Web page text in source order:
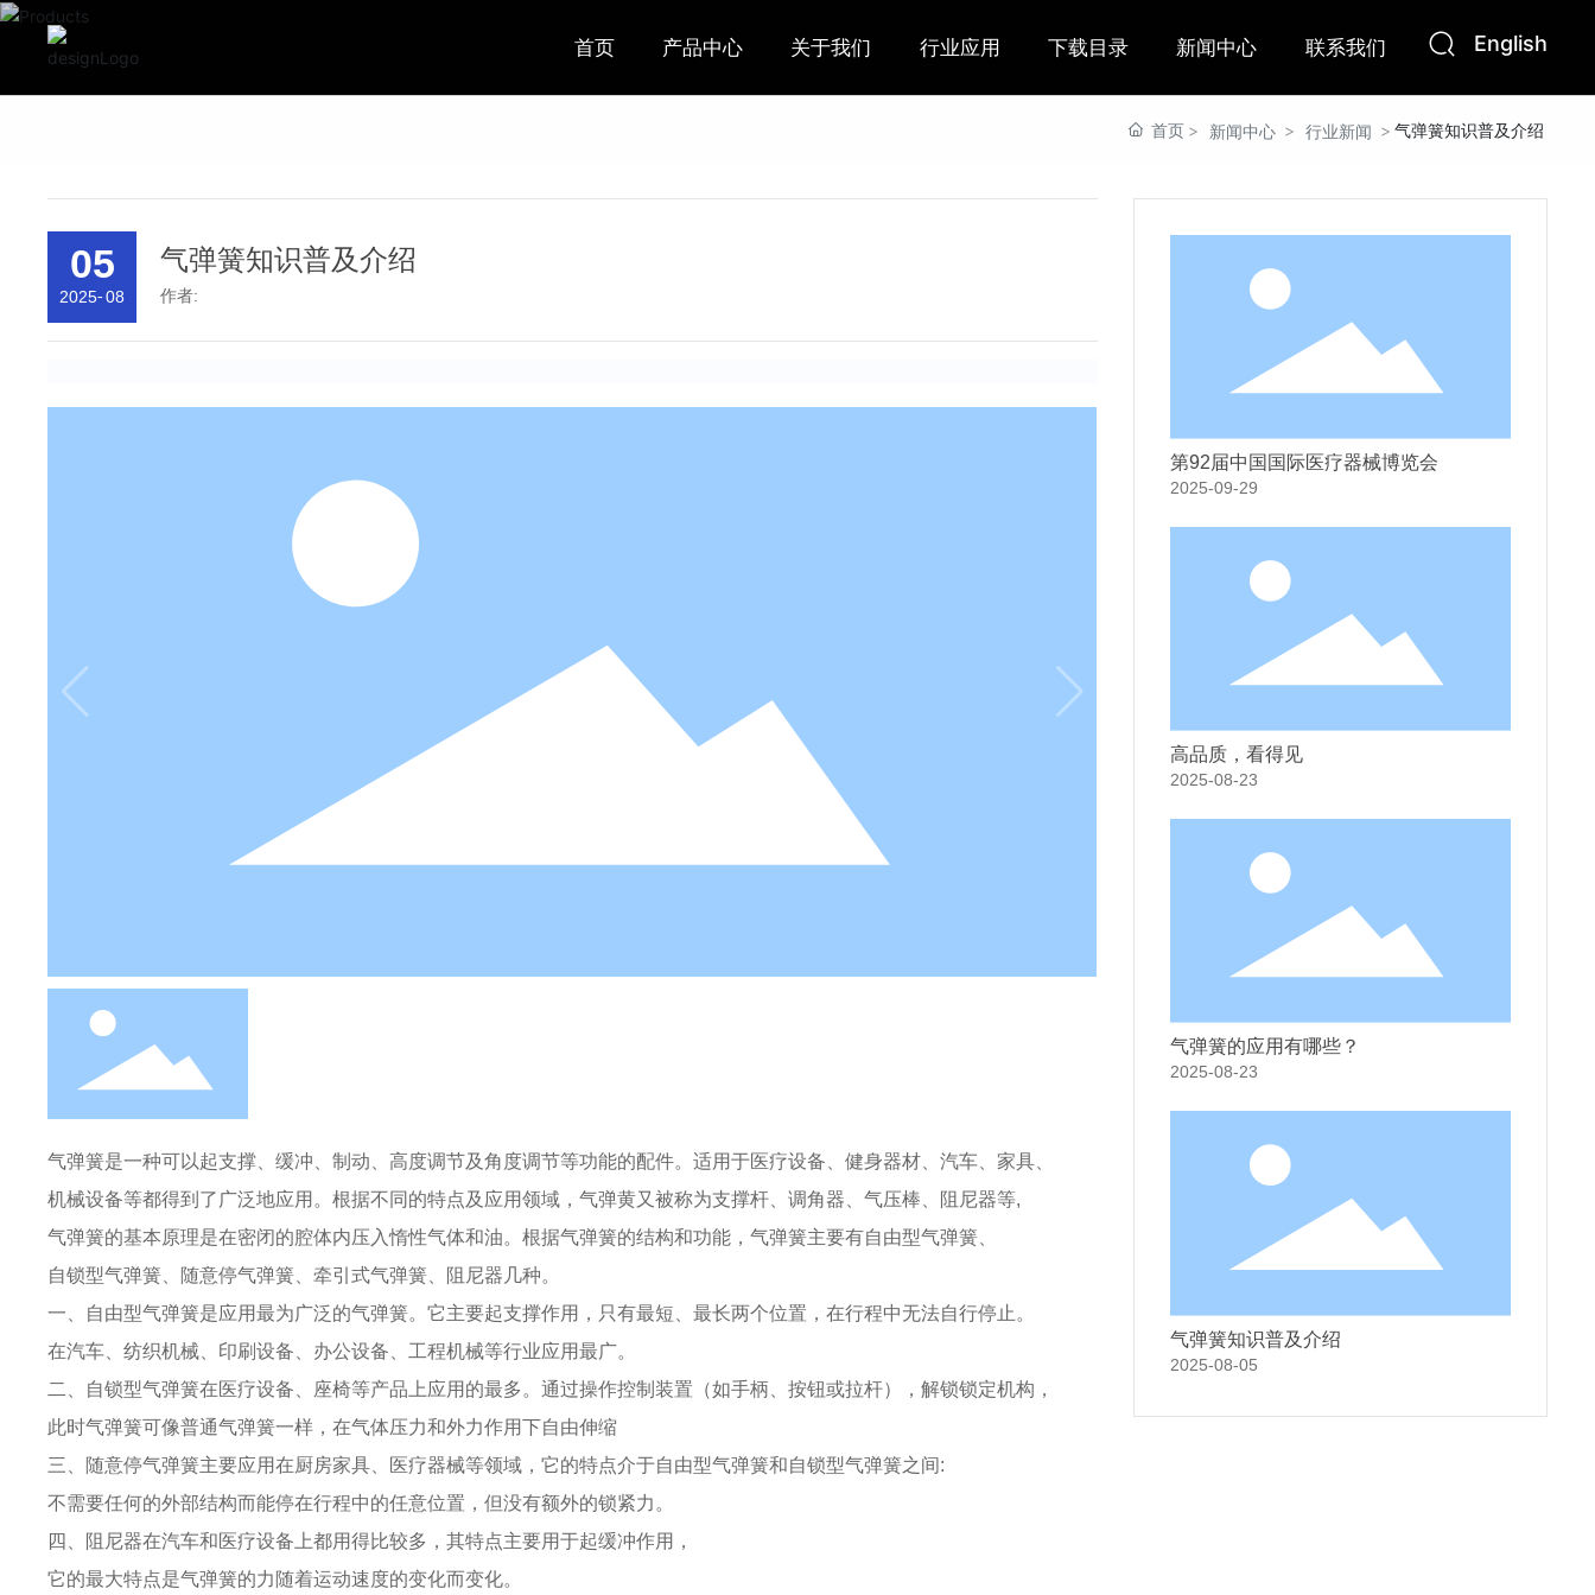
首页 产品中心 关于我们 行业应用 下载目录 新闻中心 联系我们 English
首页 新闻中心 行业新闻 气弹簧知识普及介绍
05
2025-08
气弹簧知识普及介绍
作者:
气弹簧是一种可以起支撑、缓冲、制动、高度调节及角度调节等功能的配件。适用于医疗设备、健身器材、汽车、家具、
机械设备等都得到了广泛地应用。根据不同的特点及应用领域，气弹黄又被称为支撑杆、调角器、气压棒、阻尼器等,
气弹簧的基本原理是在密闭的腔体内压入惰性气体和油。根据气弹簧的结构和功能，气弹簧主要有自由型气弹簧、
自锁型气弹簧、随意停气弹簧、牵引式气弹簧、阻尼器几种。
一、自由型气弹簧是应用最为广泛的气弹簧。它主要起支撑作用，只有最短、最长两个位置，在行程中无法自行停止。
在汽车、纺织机械、印刷设备、办公设备、工程机械等行业应用最广。
二、自锁型气弹簧在医疗设备、座椅等产品上应用的最多。通过操作控制装置（如手柄、按钮或拉杆），解锁锁定机构，
此时气弹簧可像普通气弹簧一样，在气体压力和外力作用下自由伸缩
三、随意停气弹簧主要应用在厨房家具、医疗器械等领域，它的特点介于自由型气弹簧和自锁型气弹簧之间:
不需要任何的外部结构而能停在行程中的任意位置，但没有额外的锁紧力。
四、阻尼器在汽车和医疗设备上都用得比较多，其特点主要用于起缓冲作用，
它的最大特点是气弹簧的力随着运动速度的变化而变化。
第92届中国国际医疗器械博览会
2025-09-29
高品质，看得见
2025-08-23
气弹簧的应用有哪些？
2025-08-23
气弹簧知识普及介绍
2025-08-05